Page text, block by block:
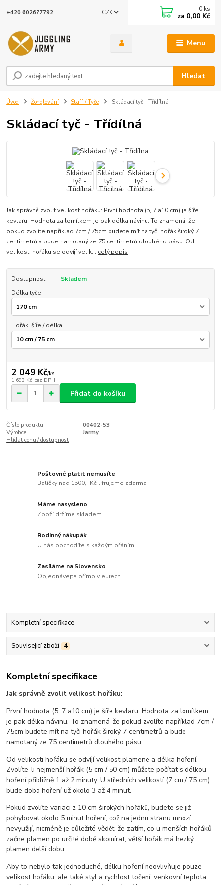
Menu
CZK
Hledat
+420 602677792 0 ks
za 0,00 Kč
Úvod Žonglování Staff / Tyče Skládací tyč - Třídílná
Skládací tyč - Třídílná
Jak správně zvolit velikost hořáku: První hodnota (5, 7 a10 cm) je šíře
kevlaru. Hodnota za lomítkem je pak délka návinu. To znamená, že
pokud zvolíte například 7cm / 75cm budete mít na tyči hořák široký 7
centimetrů a bude namotaný ze 75 centimetrů dlouhého pásu. Od
velikosti hořáku se odvíjí velik... celý popis
Dostupnost
Skladem
Délka tyče
Hořák: šíře / délka
2 049 Kč/ks
1 693 Kč bez DPH
Přidat do košíku
Číslo produktu:
00402-53
Výrobce:
Jarmy
Hlídat cenu / dostupnost
Poštovné platit nemusíte
Balíčky nad 1500,- Kč lifrujeme zdarma
Máme nasysleno
Zboží držíme skladem
Rodinný nákupák
U nás pochodíte s každým přáním
Zasíláme na Slovensko
Objednávejte přímo v eurech
Kompletní specifikace
Související zboží 4
Kompletní specifikace
Jak správně zvolit velikost hořáku:
První hodnota (5, 7 a10 cm) je šíře kevlaru. Hodnota za lomítkem
je pak délka návinu. To znamená, že pokud zvolíte například 7cm /
75cm budete mít na tyči hořák široký 7 centimetrů a bude
namotaný ze 75 centimetrů dlouhého pásu.
Od velikosti hořáku se odvíjí velikost plamene a délka hoření.
Zvolíte-li nejmenší hořák (5 cm / 50 cm) můžete počítat s délkou
hoření přibližně 1 až 2 minuty. U středních velikostí (7 cm / 75 cm)
bude doba hoření už okolo 3 až 4 minut.
Pokud zvolíte variaci z 10 cm širokých hořáků, budete se již
pohybovat okolo 5 minut hoření, což na jednu stranu mnozí
nevyužijí, nicméně je důležité vědět, že zatím, co u menších hořáků
začne plamen po určité době skomírat, větší hořák má hezký
plamen delší dobu.
Aby to nebylo tak jednoduché, délku hoření neovlivňuje pouze
velikost hořáku, ale také styl a rychlost točení, venkovní teplota,